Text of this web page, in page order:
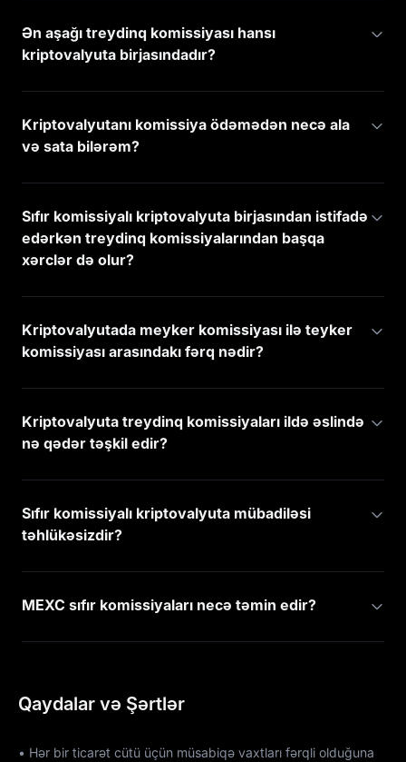
Ən aşağı treydinq komissiyası hansı
kriptovalyuta birjasındadır?
Kriptovalyutanı komissiya ödəmədən necə ala
və sata bilərəm?
Sıfır komissiyalı kriptovalyuta birjasından istifadə
edərkən treydinq komissiyalarından başqa
xərclər də olur?
Kriptovalyutada meyker komissiyası ilə teyker
komissiyası arasındakı fərq nədir?
Kriptovalyuta treydinq komissiyaları ildə əslində
nə qədər təşkil edir?
Sıfır komissiyalı kriptovalyuta mübadiləsi
təhlükəsizdir?
MEXC sıfır komissiyaları necə təmin edir?
Qaydalar və Şərtlər
• Hər bir ticarət cütü üçün müsabiqə vaxtları fərqli olduğuna